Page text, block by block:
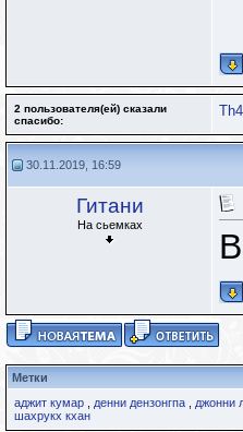
2 пользователя(ей) сказали
cпасибо:
30.11.2019, 16:59
Гитани
На сьемках
Метки
аджит кумар
денни дензонгпа джонни
шахрукх кхан